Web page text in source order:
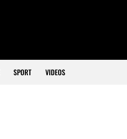
SPORT VIDEOS